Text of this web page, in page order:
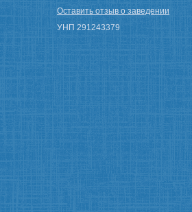
Оставить отзыв о заведении
УНП 291243379